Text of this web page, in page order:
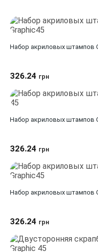
Набор акриловых штампов
326.24 грн
Набор акриловых штампов
326.24 грн
Набор акриловых штампов
326.24 грн